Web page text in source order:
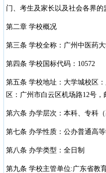
门、考生及家长以及社会各界的
第二章 学校概况
第三条 学校全称：广州中医药
第四条 学校国标代码：10572
第五条 学校地址：大学城校区
区：广州市白云区机场路12号，
第六条 办学层次：本科、专科（
第七条 办学性质：公办普通高
第八条 办学类型：全日制
第九条 学校主管单位:广东省教